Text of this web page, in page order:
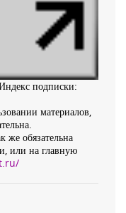
подписки:
материалов,
же обязательна
или на главную